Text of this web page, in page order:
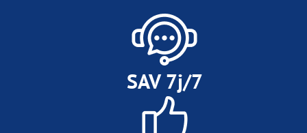
SAV 7j/7